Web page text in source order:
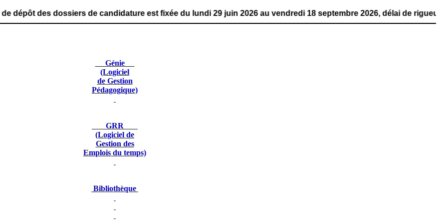
dossiers de candidature est fixée du lundi 29 juin 2026 au vendredi 18 septembre 2026, délai de
Génie
(Logiciel
de Gestion
Pédagogique)
GRR
(Logiciel de
Gestion des
Emplois du temps)
Bibliothèque